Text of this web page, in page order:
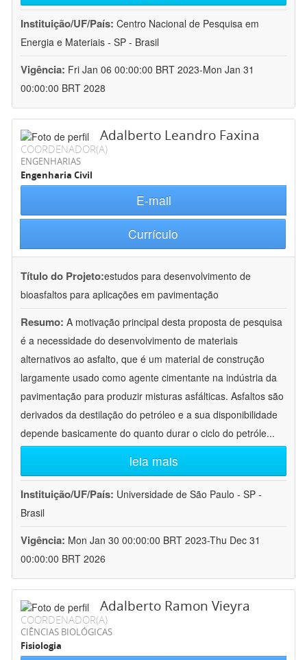
Instituição/UF/País: Centro Nacional de Pesquisa em
Energia e Materiais - SP - Brasil
Vigência: Fri Jan 06 00:00:00 BRT 2023-Mon Jan 31
00:00:00 BRT 2028
Adalberto Leandro Faxina
COORDENADOR(A)
ENGENHARIAS
Engenharia Civil
E-mail
Currículo
Título do Projeto:estudos para desenvolvimento de
bioasfaltos para aplicações em pavimentação
Resumo: A motivação principal desta proposta de pesquisa
é a necessidade do desenvolvimento de materiais
alternativos ao asfalto, que é um material de construção
largamente usado como agente cimentante na indústria da
pavimentação para produzir misturas asfálticas. Asfaltos são
derivados da destilação do petróleo e a sua disponibilidade
depende basicamente do quanto durar o ciclo do petróle...
leia mais
Instituição/UF/País: Universidade de São Paulo - SP -
Brasil
Vigência: Mon Jan 30 00:00:00 BRT 2023-Thu Dec 31
00:00:00 BRT 2026
Adalberto Ramon Vieyra
COORDENADOR(A)
CIÊNCIAS BIOLÓGICAS
Fisiologia